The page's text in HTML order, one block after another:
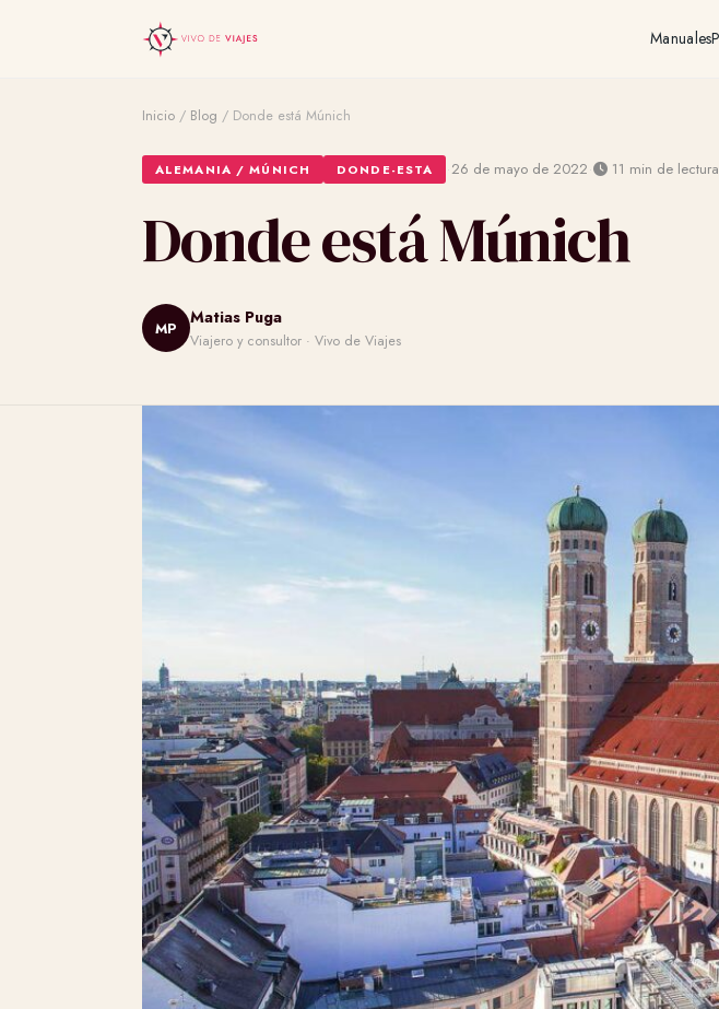
Manuales
Inicio / Blog / Donde está Múnich
ALEMANIA / MÚNICH DONDE-ESTA ·26 de mayo de 2022· 11 min de lectura
Donde está Múnich
MP
Matias Puga
Viajero y consultor · Vivo de Viajes